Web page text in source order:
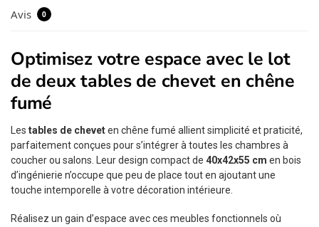
Avis 0
Optimisez votre espace avec le lot
de deux tables de chevet en chêne
fumé
Les tables de cheveten chêne fumé allient simplicité et praticité,
parfaitement conçues pour s’intégrer à toutes les chambres à
coucher ou salons. Leur design compact de 40x42x55 cm en bois
d’ingénierie n’occupe que peu de place tout en ajoutant une
touche intemporelle à votre décoration intérieure.
Réalisez un gain d’espace avec ces meubles fonctionnels où